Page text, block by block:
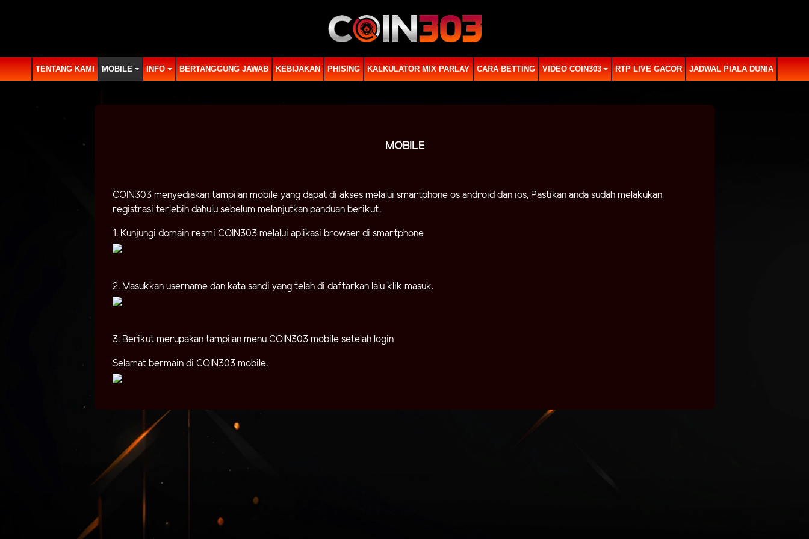
TENTANG KAMI MOBILE INFO BERTANGGUNG JAWAB KEBIJAKAN PHISING KALKULATOR MIX PARLAY CARA BETTING VIDEO COIN303 RTP LIVE GACOR JADWAL PIALA DUNIA
MOBILE
COIN303 menyediakan tampilan mobile yang dapat di akses melalui smartphone os android dan ios, Pastikan anda sudah melakukan
registrasi terlebih dahulu sebelum melanjutkan panduan berikut.
1. Kunjungi domain resmi COIN303 melalui aplikasi browser di smartphone
2. Masukkan username dan kata sandi yang telah di daftarkan lalu klik masuk.
3. Berikut merupakan tampilan menu COIN303 mobile setelah login
Selamat bermain di COIN303 mobile.